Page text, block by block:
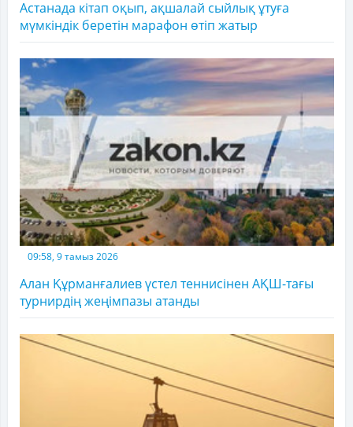
Астанада кітап оқып, ақшалай сыйлық ұтуға
мүмкіндік беретін марафон өтіп жатыр
09:58, 9 тамыз 2026
Алан Құрманғалиев үстел теннисінен АҚШ-тағы
турнирдің жеңімпазы атанды